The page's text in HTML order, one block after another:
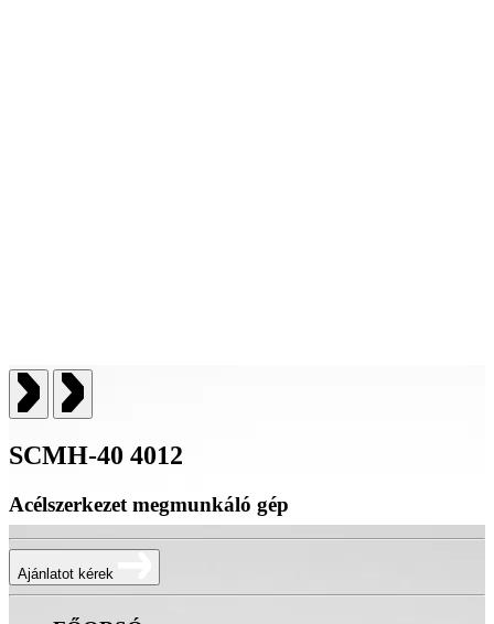
SCMH-40 4012
Acélszerkezet megmunkáló gép
Ajánlatot kérek